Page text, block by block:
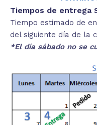
Tiempos de entrega
Tiempo estimado de
del siguiente día de la
*El día sábado no se